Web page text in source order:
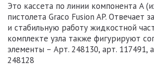
Это кассета по линии компонента A
пистолета Graco Fusion AP. Отвечает
и стабильную работу жидкостной
комплекте узла также фигурируют
элементы – Арт. 248130, арт. 117491,
248128